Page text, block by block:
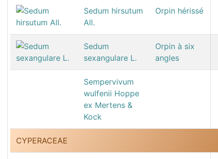
Sedum hirsutum
All.
Orpin hérissé
Sedum
sexangulare L.
Orpin à six
angles
Sempervivum
wulfenii Hoppe
ex Mertens &
Kock
CYPERACEAE